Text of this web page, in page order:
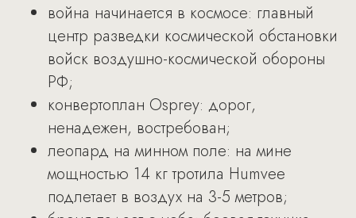
война начинается в космосе: главный
центр разведки космической обстановки
войск воздушно-космической обороны
РФ;
конвертоплан Osprey: дорог,
ненадежен, востребован;
леопард на минном поле: на мине
мощностью 14 кг тротила Humvee
подлетает в воздух на 3-5 метров;